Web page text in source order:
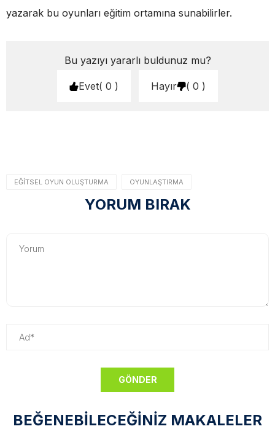
yazarak bu oyunları eğitim ortamına sunabilirler.
Bu yazıyı yararlı buldunuz mu?
Evet 0 Hayır 0
EĞITSEL OYUN OLUŞTURMA OYUNLAŞTIRMA
YORUM BIRAK
BEĞENEBİLECEĞİNİZ MAKALELER